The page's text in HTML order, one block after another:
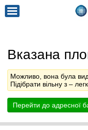
Вказана
Можливо, вона була
Підібрати вільну з –
Перейти до адресної